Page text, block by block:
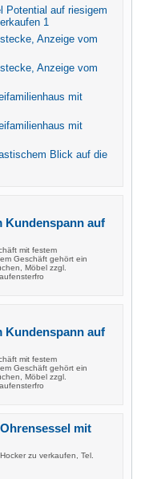
Potential auf riesigem
1
Anzeige vom
Anzeige vom
mit
mit
Blick auf die
Kundenspann auf
mit festem
Geschäft gehört ein
Möbel zzgl.
Kundenspann auf
mit festem
Geschäft gehört ein
Möbel zzgl.
mit
zu verkaufen, Tel.